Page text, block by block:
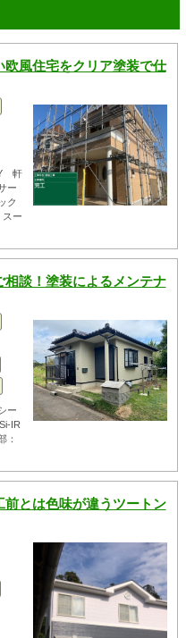
風住宅をクリア塗装で仕
軒
ー
ク
ー
談！塗装によるメンテナ
ー
IR
：
とは色味が違うツートン